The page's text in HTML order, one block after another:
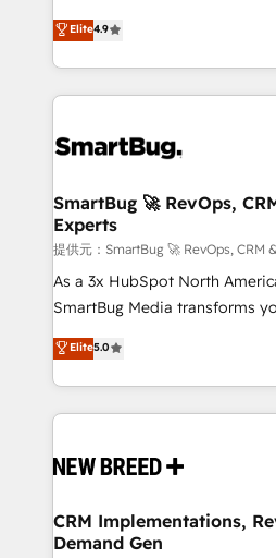
の一部をAIが自律実行する組織
Breeze・Claude等をHubSpot
革を、構想から実装・定着まで
の統合・浸透・変革管理を実行します。 ▸
計・構築：リード獲得・CVR・
計・導線設計・テンプレート設
提供。 ▸ 既存CRM・MAからの
Marketo・Pardot等からの移行
Perplexity等のAI検索からの流
ンツとサイト構造を最適化。 🏆 なぜ100incを選ぶの
ISO9001:2015 取得 ✓ 400社以
HubSpot大百科 出版 CRM・AI活用に関するご相談、現
せください。
don't just "set up tools" — we
Operating System (GTM OS)
and engineer a portal that
revenue velocity. 🚀 GTM Strategy & Alignment
stalling growth. Fix your ICP,
Scalable Architecture: Zero-
across all Hubs, validated by
Accreditations. AI-Powered RevOps: Breeze AI,
custom AI agents, and high-
total reporting clarity. Security & Compliance: SOC 2
security. 🏆 Why Bluleadz? GTM OS Partner | 16+
Years Experience | 1,000+
Elite4.9
SmartBug 🚀 RevOps,
Experts
提供元：SmartBug 🚀 RevOps, CRM
As a 3x HubSpot North
SmartBug Media transforms
into a revenue engine. Our
includes specialized divisions
Software) and Point Success
making this the official home
and system integrations
trainers to drive platform adoption. 📈
Generation - Full-funnel marketing and high-
Elite5.0
CRM Implementations,
Demand Gen